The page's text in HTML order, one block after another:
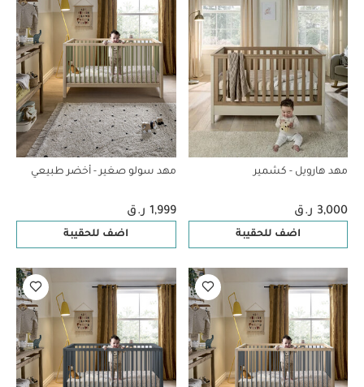
مهد هارويل - كشمير
3,000 ر.ق
اضف للحقيبة
مهد سولو صغير - أخضر طبيعي
1,999 ر.ق
اضف للحقيبة